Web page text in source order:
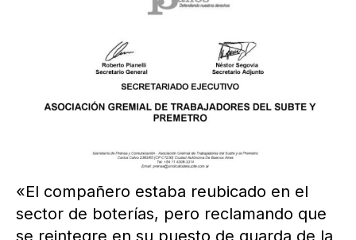
«El compañero estaba reubicado en el
sector de boterías, pero reclamando que
se reintegre en su puesto de guarda de la